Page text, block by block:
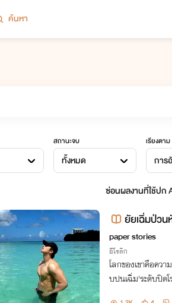
ค้นหา
สถานะจบ
ทั้งหมด
เรียงตาม
การ
ซ่อนผลงานที่ใช้ปก
ยัยเฉิ่มป่วน
paper stories
อีโรติก
โลกของเขาคือคว
บปนเฉิ่ม'ระดับปิด